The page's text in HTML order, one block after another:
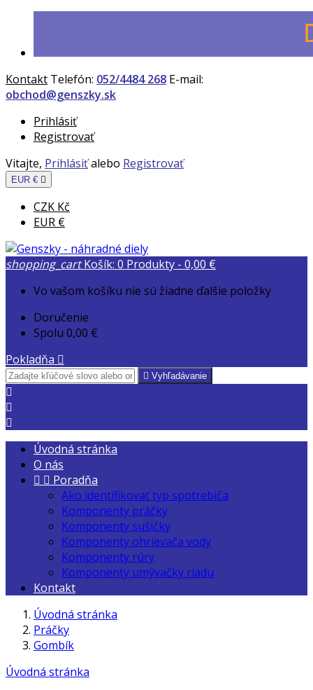
Kontakt Telefón: 052/4484 268 E-mail:
obchod@genszky.sk
Prihlásiť
Registrovať
Vitajte, Prihlásiťalebo Registrovať
EUR € 
CZK Kč
EUR €
shopping_cart Košík: 0 Produkty - 0,00 €
Vo vašom košíku nie sú žiadne ďalšie položky
Doručenie
Spolu 0,00 €
Pokladňa 
 Vyhľadávanie



Úvodná stránka
O nás
  Poradňa
Ako identifikovať typ spotrebiča
Komponenty práčky
Komponenty sušičky
Komponenty ohrievača vody
Komponenty rúry
Komponenty umývačky riadu
Kontakt
Úvodná stránka
Práčky
Gombík
Úvodná stránka